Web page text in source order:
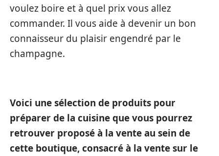
voulez boire et à quel prix vous allez
commander. Il vous aide à devenir un bon
connaisseur du plaisir engendré par le
champagne.
Voici une sélection de produits pour
préparer de la cuisine que vous pourrez
retrouver proposé à la vente au sein de
cette boutique, consacré à la vente sur le